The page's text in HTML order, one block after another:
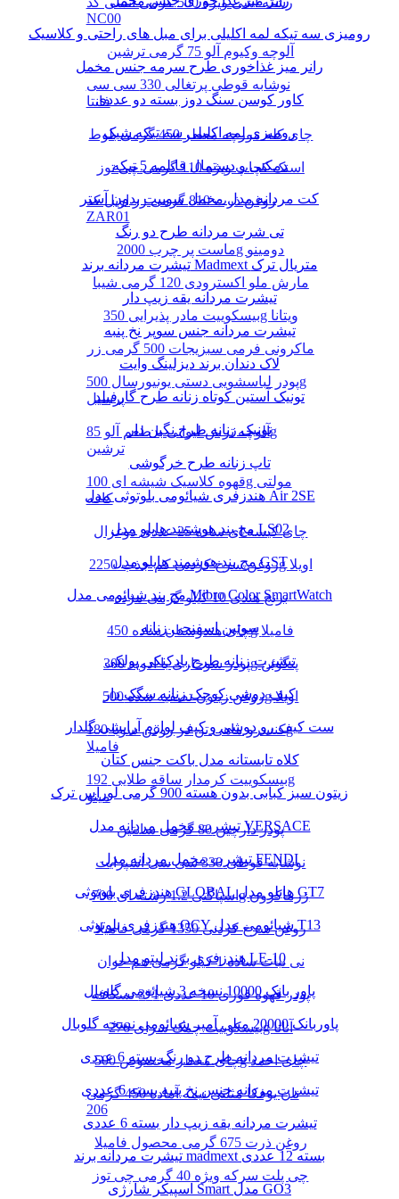
NC00
آلوچه وکیوم آلو 75 گرمی ترشین
نوشابه قوطی پرتغالی 330 سی سی
فانتا
چای کله مورچه معطر 450 گرمی بلوط
اسنک کچاپ ویژه 110 گرمی چی توز
روغن ذرت 810 گرمی زر اویل کد
ZAR01
ماست پر چرب 2000g دومینو
مارش ملو اکسترودی 120 گرمی شیبا
بیسکوییت مادر پذیرایی 350g ویتانا
ماکرونی فرمی سبزیجات 500 گرمی زر
پودر لباسشویی دستی یونیورسال 500g
پرسیل
آلوچه ترش لیوانی با طعم آلو 85g
ترشین
قهوه کلاسیک شیشه ای 100g مولتی
کافه
چای کیسه ای ساده 25 عددی دوغزال
روغن سرخ کردنی کم جذب 2250g اویلا
برنج هندی 10 کیلو گرمی مژده
چای هندوستان ساده 450g فامیلا
پودر سوخاری با ادویه 300g پنگوئن
روغن زیتون تصفیه شده 500g اویلا
کنسرو ماهی تن در روغن سویا 180g
فامیلا
بیسکوییت کرمدار ساقه طلایی 192g
مینو
پودر دارچین 80 گرمی سانتین
نوشابه قوطی 330 سی سی اسپرایت
اسپاگتی 1.2 رشته ای 700g زرماکرون
روغن سرخ کردنی 1350 گرمی فامیلا
نی نبات ساده 1 کیلو گرمی هم خوان
پودر قهوه فوری 10 عددی 1*3 نسکافه
بیسکوییت چمک سرای 276g آناتا
چای معطر مخصوص 500g چای احمد
نان یوفکا مثلثی نیمه آماده 450 گرمی
206
روغن ذرت 675 گرمی محصول فامیلا
چی پلت سرکه ویژه 40 گرمی چی توز
رومیزی سه تیکه لمه اکلیلی برای مبل های راحتی و کلاسیک
رانر میز غذاخوری طرح سرمه جنس مخمل
کاور کوسن سنگ دوز بسته دو عددی
رومیزی لمه اکلیلی سه تیکه شیک
دمکنی و دستمال قابلمه 5 تیکه
کت مردانه مدل مخمل سوییت بدون آستر
تی شرت مردانه طرح دو رنگ
تیشرت مردانه برند Madmext متریال ترک
تیشرت مردانه یقه زیپ دار
تیشرت مردانه جنس سوپر نخ پنبه
لاک دندان برند دیزلینگ وایت
تونیک آستین کوتاه زنانه طرح گارفیلد
تونیک زنانه طرح نگین دار
تاپ زنانه طرح خرگوشی
هندزفری شیائومی بلوتوثی مدل Air 2SE
مچ بند هوشمند هایلو مدل LS02
مچ بند هوشمند هایلو مدل GST
مچ بند شیائومی مدل Mibro Color SmartWatch
سوتین اسفنجی زنانه
تیشرت زنانه طرح بادکنکی پولکی
کیف دوشی کوچک زنانه سگک دار
ست کیف رو دوشی و کیف لوازم آرایشی گلدار
کلاه تابستانه مدل باکت جنس کتان
زیتون سبز کبابی بدون هسته 900 گرمی لوراس ترک
تیشرت مخمل مردانه مدل VERSACE
تیشرت مخمل مردانه مدل FENDI
هندزفری بلوتوثی GLOBAL هایلو مدل GT7
هندزفری بلوتوثی QCY شیائومی مدل T13
هندزفری برند لیتو مدل LE-10
پاور بانک 10000 نسخه 3 شیائومی گلوبال
پاوربانک 20000 میلی آمپر شیائومی نسخه گلوبال
تیشرت مردانه طرح دو رنگ بسته 6 عددی
تیشرت مردانه جنس نخ پنبه بسته 6 عددی
تیشرت مردانه یقه زیپ دار بسته 6 عددی
تیشرت مردانه برند madmext بسته 12 عددی
اسپیکر شارژی Smart مدل GO3